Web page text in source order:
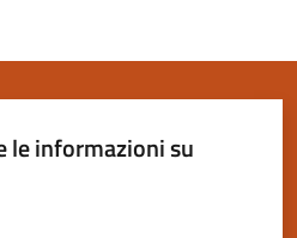
le informazioni su